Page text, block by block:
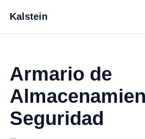
Kalstein
Armario de
Seguridad